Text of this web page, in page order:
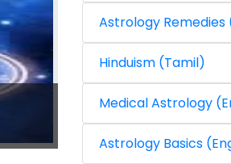
Astrology Remedies
Hinduism (Tamil)
Medical Astrology
Astrology Basics